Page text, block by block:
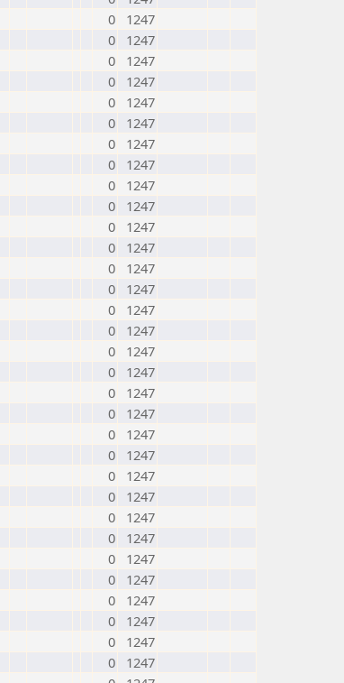
0
1247
0
1247
0
1247
0
1247
0
1247
0
1247
0
1247
0
1247
0
1247
0
1247
0
1247
0
1247
0
1247
0
1247
0
1247
0
1247
0
1247
0
1247
0
1247
0
1247
0
1247
0
1247
0
1247
0
1247
0
1247
0
1247
0
1247
0
1247
0
1247
0
1247
0
1247
0
1247